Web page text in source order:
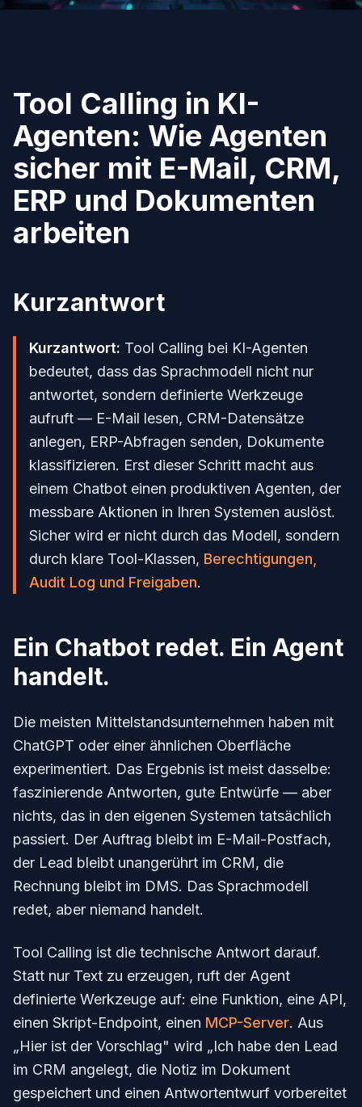
Tool Calling in KI-
Agenten: Wie Agenten
sicher mit E-Mail, CRM,
ERP und Dokumenten
arbeiten
Kurzantwort
Kurzantwort: Tool Calling bei KI-Agenten
bedeutet, dass das Sprachmodell nicht nur
antwortet, sondern definierte Werkzeuge
aufruft — E-Mail lesen, CRM-Datensätze
anlegen, ERP-Abfragen senden, Dokumente
klassifizieren. Erst dieser Schritt macht aus
einem Chatbot einen produktiven Agenten, der
messbare Aktionen in Ihren Systemen auslöst.
Sicher wird er nicht durch das Modell, sondern
durch klare Tool-Klassen, Berechtigungen,
Audit Log und Freigaben.
Ein Chatbot redet. Ein Agent
handelt.
Die meisten Mittelstandsunternehmen haben mit
ChatGPT oder einer ähnlichen Oberfläche
experimentiert. Das Ergebnis ist meist dasselbe:
faszinierende Antworten, gute Entwürfe — aber
nichts, das in den eigenen Systemen tatsächlich
passiert. Der Auftrag bleibt im E-Mail-Postfach,
der Lead bleibt unangerührt im CRM, die
Rechnung bleibt im DMS. Das Sprachmodell
redet, aber niemand handelt.
Tool Calling ist die technische Antwort darauf.
Statt nur Text zu erzeugen, ruft der Agent
definierte Werkzeuge auf: eine Funktion, eine API,
einen Skript-Endpoint, einen MCP-Server. Aus
„Hier ist der Vorschlag" wird „Ich habe den Lead
im CRM angelegt, die Notiz im Dokument
gespeichert und einen Antwortentwurf vorbereitet